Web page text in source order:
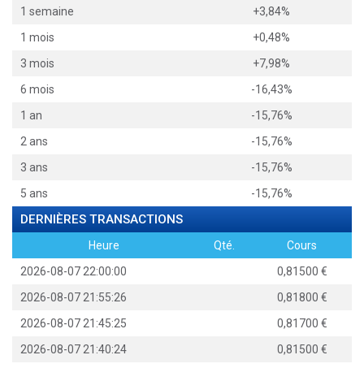
1 semaine
+3,84%
1 mois
+0,48%
3 mois
+7,98%
6 mois
-16,43%
1 an
-15,76%
2 ans
-15,76%
3 ans
-15,76%
5 ans
-15,76%
DERNIÈRES TRANSACTIONS
Heure Qté.
Cours
2026-08-07 22:00:00
0,81500
2026-08-07 21:55:26
0,81800
2026-08-07 21:45:25
0,81700
2026-08-07 21:40:24
0,81500